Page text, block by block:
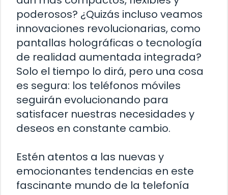
poderosos? ¿Quizás incluso veamos
innovaciones revolucionarias, como
pantallas holográficas o tecnología
de realidad aumentada integrada?
Solo el tiempo lo dirá, pero una cosa
es segura: los teléfonos móviles
seguirán evolucionando para
satisfacer nuestras necesidades y
deseos en constante cambio.
Estén atentos a las nuevas y
emocionantes tendencias en este
fascinante mundo de la telefonía